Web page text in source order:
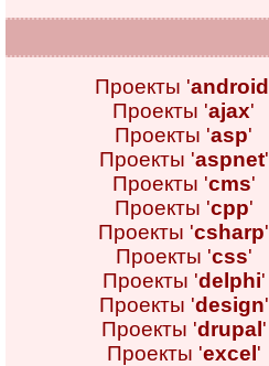
Проекты 'android
Проекты 'ajax'
Проекты 'asp'
Проекты 'aspnet'
Проекты 'cms'
Проекты 'cpp'
Проекты 'csharp'
Проекты 'css'
Проекты 'delphi'
Проекты 'design'
Проекты 'drupal '
Проекты 'excel '